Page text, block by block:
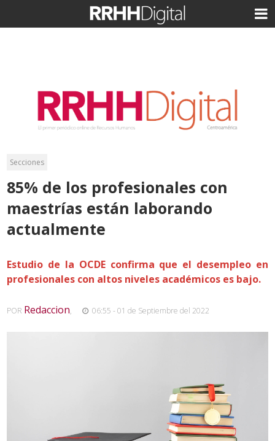
Secciones
85% de los profesionales con
maestrías están laborando
actualmente
Estudio de la OCDE confirma que el desempleo en
profesionales con altos niveles académicos es bajo.
POR Redaccion, 06:55 - 01 de Septiembre del 2022